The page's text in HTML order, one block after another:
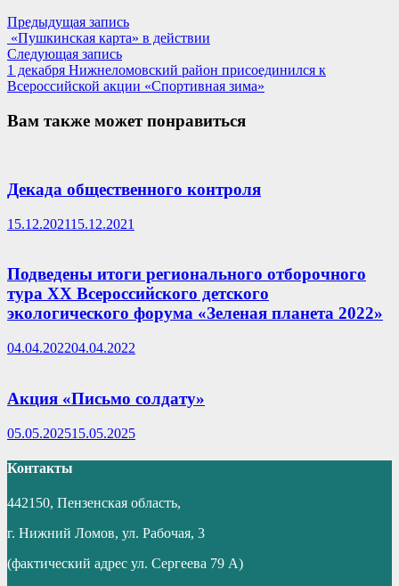
Навигация
по
записям
Предыдущая записьПредыдущая
запись:
«Пушкинская карта» в действии
Следующая записьСледующая
запись:
1 декабря Нижнеломовский район присоединился к
Всероссийской акции «Спортивная зима»
Вам также может понравиться
Декада общественного контроля
15.12.202115.12.2021
Подведены итоги регионального отборочного
тура XX Всероссийского детского
экологического форума «Зеленая планета 2022»
04.04.202204.04.2022
Акция «Письмо солдату»
05.05.202515.05.2025
Контакты
442150, Пензенская область,
г. Нижний Ломов, ул. Рабочая, 3
(фактический адрес ул. Сергеева 79 А)